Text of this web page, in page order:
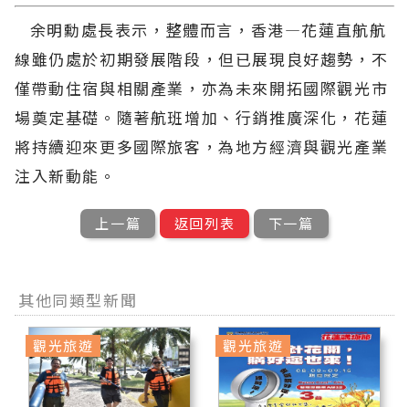
余明勳處長表示，整體而言，香港—花蓮直航航
線雖仍處於初期發展階段，但已展現良好趨勢，不
僅帶動住宿與相關產業，亦為未來開拓國際觀光市
場奠定基礎。隨著航班增加、行銷推廣深化，花蓮
將持續迎來更多國際旅客，為地方經濟與觀光產業
注入新動能。
上一篇 返回列表 下一篇
其他同類型新聞
觀光旅遊 觀光旅遊